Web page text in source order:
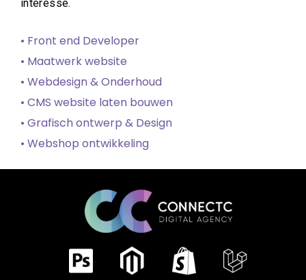
interesse.
• Front end Developer
• Maatwerk website
• Webdesign & Onderhoud
• CMS website laten bouwen
• Grafisch ontwerp & Design
• Webshop ontwikkeling